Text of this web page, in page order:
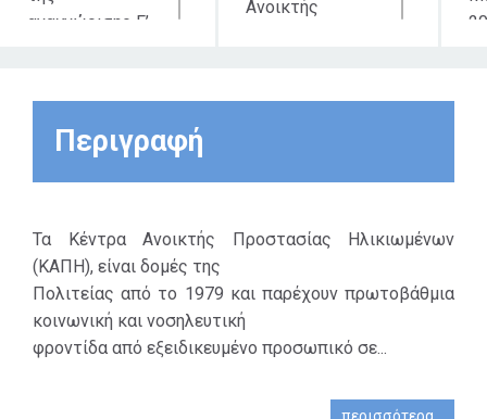
αναγνώρισης Γ’
πρωτοβουλίας
είναι η
διατήρηση
κοινωνικών
αντιμετώπιση
της
απομόνωσης/
αποξένωσης
λόγω της
Ανοικτής
Περιγραφή
Τα Κέντρα Ανοικτής Προστασίας Ηλικιωμένων
(ΚΑΠΗ), είναι δομές της
Πολιτείας από το 1979 και παρέχουν πρωτοβάθμια
κοινωνική και νοσηλευτική
φροντίδα από εξειδικευμένο προσωπικό σε...